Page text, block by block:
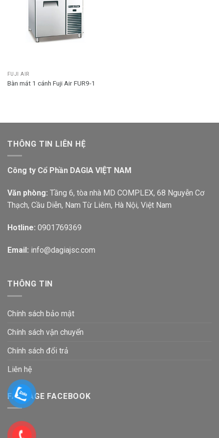
FUJI AIR
Bàn mát 1 cánh Fuji Air FUR9-1
THÔNG TIN LIÊN HỆ
Công ty Cổ Phần DAGIA VIỆT NAM
Văn phòng: Tầng 6, tòa nhà MD COMPLEX, 68 Nguyễn Cơ
Thạch, Cầu Diễn, Nam Từ Liêm, Hà Nội, Việt Nam
Hotline: 0901769369
Email: info@dagiajsc.com
THÔNG TIN
Chính sách bảo mật
Chính sách vận chuyển
Chính sách đổi trả
Liên hệ
FANPAGE FACEBOOK